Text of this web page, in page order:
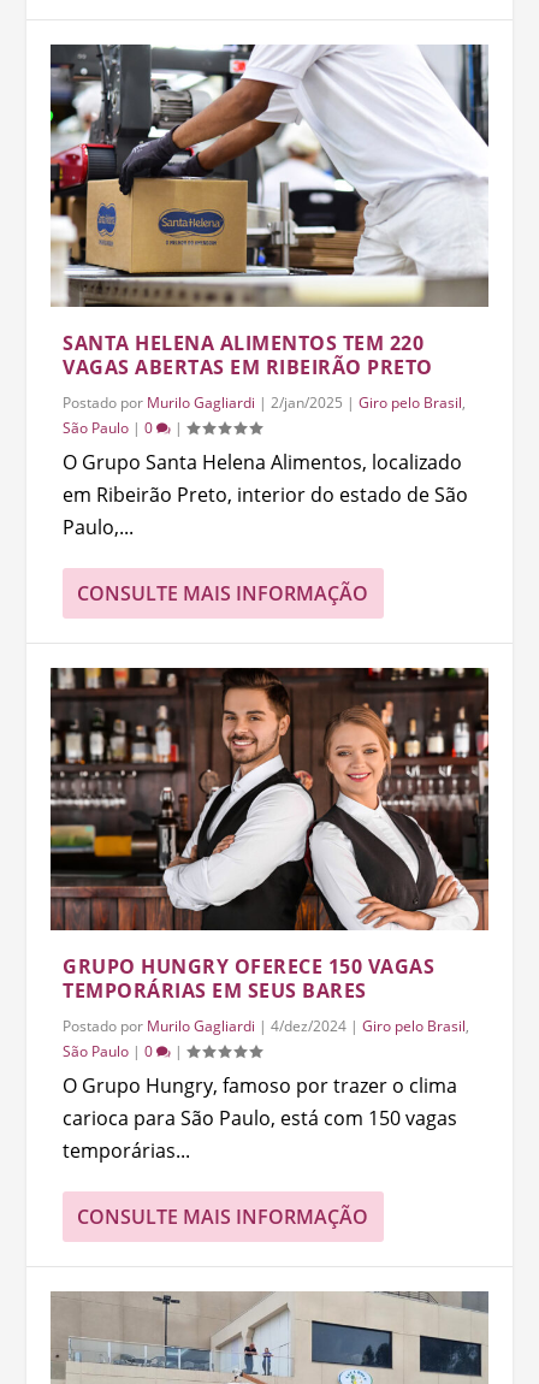
SANTA HELENA ALIMENTOS TEM 220
VAGAS ABERTAS EM RIBEIRÃO PRETO
Postado por Murilo Gagliardi |2/jan/2025 |Giro pelo Brasil,
São Paulo |0 |
O Grupo Santa Helena Alimentos, localizado
em Ribeirão Preto, interior do estado de São
Paulo,...
CONSULTE MAIS INFORMAÇÃO
GRUPO HUNGRY OFERECE 150 VAGAS
TEMPORÁRIAS EM SEUS BARES
Postado por Murilo Gagliardi |4/dez/2024 |Giro pelo Brasil,
São Paulo |0 |
O Grupo Hungry, famoso por trazer o clima
carioca para São Paulo, está com 150 vagas
temporárias...
CONSULTE MAIS INFORMAÇÃO